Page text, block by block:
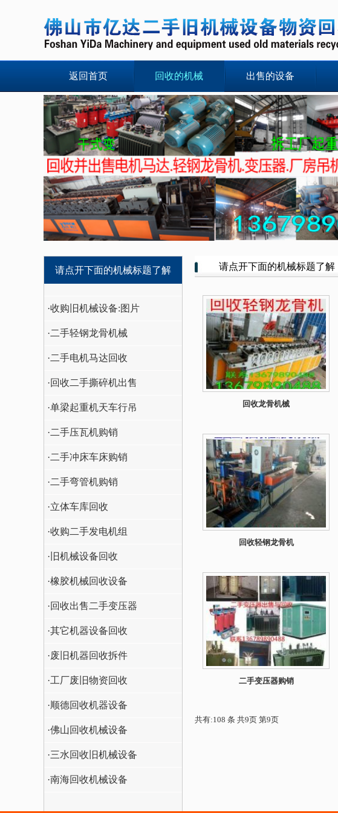
返回首页 回收的机械 出售的设备
请点开下面的机械标题了解
·收购旧机械设备:图片
·二手轻钢龙骨机械
·二手电机马达回收
·回收二手撕碎机出售
·单梁起重机天车行吊
·二手压瓦机购销
·二手冲床车床购销
·二手弯管机购销
·立体车库回收
·收购二手发电机组
·旧机械设备回收
·橡胶机械回收设备
·回收出售二手变压器
·其它机器设备回收
·废旧机器回收拆件
·工厂废旧物资回收
·顺德回收机器设备
·佛山回收机械设备
·三水回收旧机械设备
·南海回收机械设备
请点开下面的机械标题了解
回收龙骨机械
回收轻钢龙骨机
二手变压器购销
共有:108 条 共9页 第9页